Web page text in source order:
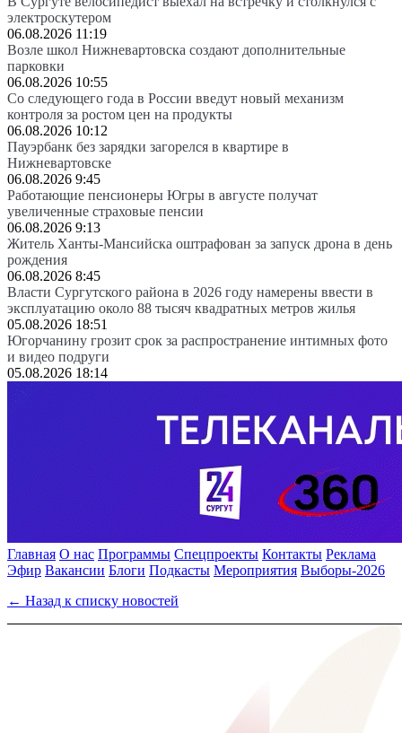
электроскутером
06.08.2026 11:19
Возле школ Нижневартовска создают дополнительные
парковки
06.08.2026 10:55
Со следующего года в России введут новый механизм
контроля за ростом цен на продукты
06.08.2026 10:12
Пауэрбанк без зарядки загорелся в квартире в
Нижневартовске
06.08.2026 9:45
Работающие пенсионеры Югры в августе получат
увеличенные страховые пенсии
06.08.2026 9:13
Житель Ханты-Мансийска оштрафован за запуск дрона в день
рождения
06.08.2026 8:45
Власти Сургутского района в 2026 году намерены ввести в
эксплуатацию около 88 тысяч квадратных метров жилья
05.08.2026 18:51
Югорчанину грозит срок за распространение интимных фото
и видео подруги
05.08.2026 18:14
Главная О нас Программы Спецпроекты Контакты Реклама
Эфир Вакансии Блоги Подкасты Мероприятия Выборы-2026
← Назад к списку новостей